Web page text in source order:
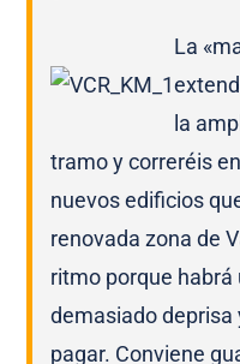
La
la
tramo y correréis
nuevos edificios
renovada zona de
ritmo porque habrá
demasiado deprisa
pagar. Conviene